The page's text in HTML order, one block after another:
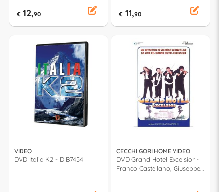
€ 12,90 € 11,90
VIDEO
DVD Italia K2 - D B7454
CECCHI GORI HOME VIDEO
DVD Grand Hotel Excelsior -
Franco Castellano, Giuseppe